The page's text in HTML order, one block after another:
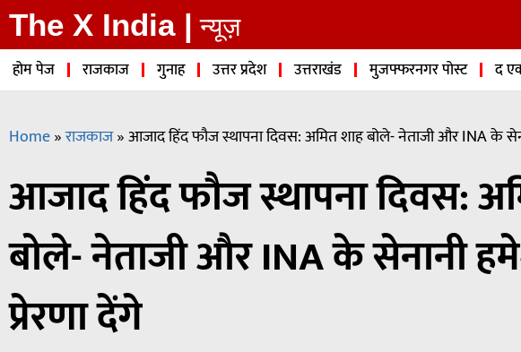
The X India | न्यूज़
होम पेज राजकाज गुनाह उत्तर प्रदेश उत्तराखंड मुजफ्फरनगर पोस्ट द
Home»राजकाज»आजाद हिंद फौज स्थापना दिवस: अमित शाह बोले- नेताजी और INA के
आजाद हिंद फौज स्थापना दिवस:
बोले- नेताजी और INA के सेनानी
प्रेरणा देंगे